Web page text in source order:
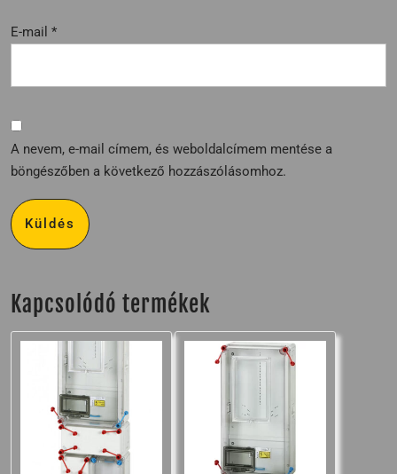
E-mail *
A nevem, e-mail címem, és weboldalcímem mentése a
böngészőben a következő hozzászólásomhoz.
Kapcsolódó termékek